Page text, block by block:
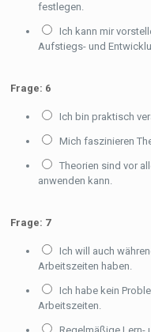
festlegen.
Ich kann mir
Aufstiegs- und
Frage: 6
Ich bin praktisch
Mich faszinieren
Theorien sind vor
anwenden kann.
Frage: 7
Ich will auch
Arbeitszeiten haben.
Ich habe kein
Arbeitszeiten.